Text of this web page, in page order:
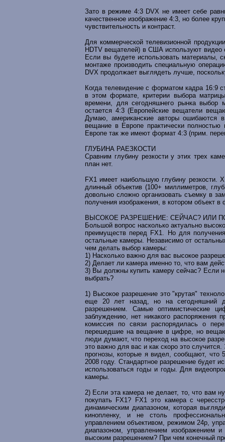
Зато в режиме 4:3 DVX не имеет себе
качественное изображение 4:3, но более
чувствительность и контраст.
Для коммерческой телевизионной
HDTV вещателей) в США используют видео
Если вы будете использовать
монтаже производить специальную
DVX продолжает выглядеть лучше,
Когда телевидение с форматом кадра 16:9
в этом формате, критерии выбора
времени, для сегодняшнего рынка выбор
остается 4:3 (Европейские вещатели
Думаю, американские авторы ошибаются
вещание в Европе практически
Европе так же имеют формат 4:3 (прим.
ГЛУБИНА РАЕЗКОСТИ
Сравним глубину резкости у этих трех
план нет.
FX1 имеет наибольшую глубину резкости.
длинный объектив (100+ миллиметров,
довольно сложно организовать съемку в
получения изображения, в котором объект
ВЫСОКОЕ РАЗРЕШЕНИЕ: СЕЙЧАС? ИЛИ
Большой вопрос насколько актуально
преимуществ перед FX1. Но для
остальные камеры. Независимо от
чем делать выбор камеры:
1) Насколько важно для вас высокое
2) Делает ли камера именно то, что вам
3) Вы должны купить камеру сейчас? Если
выбрать?
1) Высокое разрешение это "крутая"
еще 20 лет назад, но на сегодняшний
разрешением. Самые оптимистические
заблуждению, нет никакого
комиссия по связи распорядилась о
перешедшие на вещание в цифре, но
люди думают, что переход на высокое
это важно для вас и как скоро это
прогнозы, которые я видел, сообщают, что
2008 году. Стандартное разрешение будет
использоваться годы и годы. Для
камеры.
2) Если эта камера не делает, то, что вам
покупать FX1? FX1 это камера с
динамическим диапазоном, которая
кинопленку, и не столь
управлением объективом, режимом 24p,
диапазоном, управлением изображением
высоким разрешением? При чем конечный